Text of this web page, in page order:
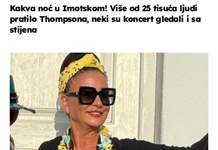
Kakva noć u Imotskom! Više od 25 tisuća ljudi
pratilo Thompsona, neki su koncert gledali i sa
stijena